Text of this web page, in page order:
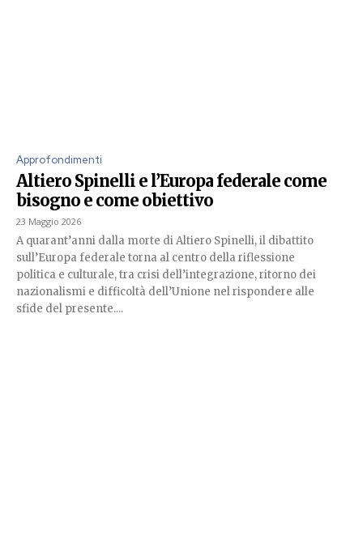
Approfondimenti
Altiero Spinelli e l’Europa federale come
bisogno e come obiettivo
23 Maggio 2026
A quarant’anni dalla morte di Altiero Spinelli, il dibattito
sull’Europa federale torna al centro della riflessione
politica e culturale, tra crisi dell’integrazione, ritorno dei
nazionalismi e difficoltà dell’Unione nel rispondere alle
sfide del presente....